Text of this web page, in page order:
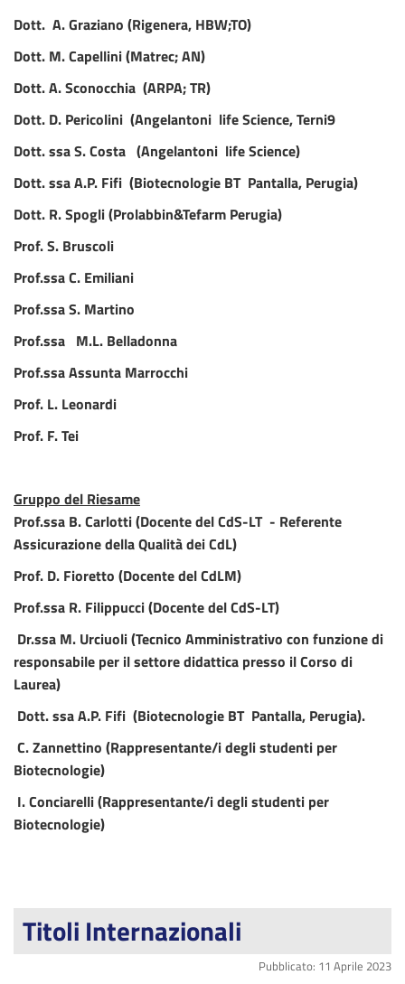
Dott. A. Graziano (Rigenera, HBW;TO)
Dott. M. Capellini (Matrec; AN)
Dott.A. Sconocchia (ARPA; TR)
Dott. D. Pericolini (Angelantoni life Science, Terni9
Dott. ssa S. Costa (Angelantoni life Science)
Dott. ssa A.P. Fifi (Biotecnologie BT Pantalla, Perugia)
Dott. R. Spogli (Prolabbin&Tefarm Perugia)
Prof. S. Bruscoli
Prof.ssa C. Emiliani
Prof.ssa S. Martino
Prof.ssa M.L. Belladonna
Prof.ssa Assunta Marrocchi
Prof. L. Leonardi
Prof. F. Tei
Gruppo del Riesame
Prof.ssa B. Carlotti (Docente del CdS-LT - Referente
Assicurazione della Qualità dei CdL)
Prof. D. Fioretto (Docente del CdLM)
Prof.ssa R. Filippucci (Docente del CdS-LT)
Dr.ssa M. Urciuoli (Tecnico Amministrativo con funzione di
responsabile per il settore didattica presso il Corso di
Laurea)
Dott. ssa A.P. Fifi (Biotecnologie BT Pantalla, Perugia).
C. Zannettino (Rappresentante/i degli studenti per
Biotecnologie)
I. Conciarelli (Rappresentante/i degli studenti per
Biotecnologie)
Titoli Internazionali
Pubblicato: 11 Aprile 2023